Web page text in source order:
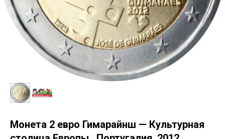
Монета 2 евро Гимарайнш — Культурная